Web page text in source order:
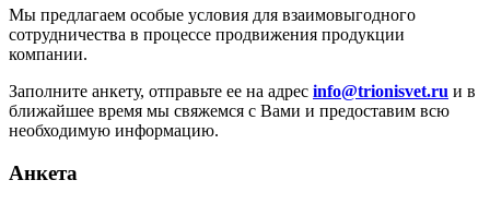
Мы предлагаем особые условия для взаимовыгодного
сотрудничества в процессе продвижения продукции
компании.
Заполните анкету, отправьте ее на адрес info@trionisvet.ru и в
ближайшее время мы свяжемся с Вами и предоставим всю
необходимую информацию.
Анкета